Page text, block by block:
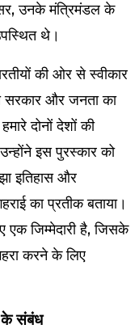
उनके मंत्रिमंडल के
थे।
की ओर से स्वीकार
सरकार और जनता का
दोनों देशों की
इस पुरस्कार को
इतिहास और
का प्रतीक बताया।
एक जिम्मेदारी है, जिसके
करने के लिए
के संबंध